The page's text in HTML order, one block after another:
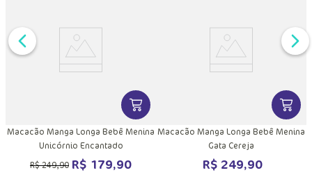
INFORMAÇÕES DO PRODUTOVER MAIS INFORMAÇÕES DO
Macacão Manga Longa Bebê Menina
Unicórnio Encantado
R$249,90 R$ 179,90
VER
Macacão Manga Longa Bebê Menina
Gata Cereja
R$ 249,90